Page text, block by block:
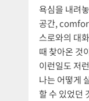
욕심을 내려
공간,
스로와의 대
때 찾아온 것
이런일도 저
나는 어떻게
할 수 있었던